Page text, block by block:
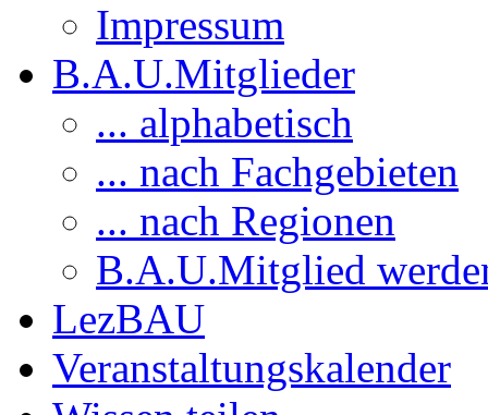
Impressum
B.A.U.Mitglieder
... alphabetisch
... nach Fachgebieten
... nach Regionen
B.A.U.Mitglied
LezBAU
Veranstaltungskalender